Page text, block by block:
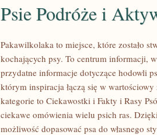
Psie Podróże i
Pakawilkolaka to miejsce, które zostało
kochających psy. To centrum informacji,
przydatne informacje dotyczące hodowli
którym inspiracja łączą się w wartościowy
kategorie to Ciekawostki i Fakty i Rasy
ciekawe omówienia wielu psich ras.
możliwość dopasować psa do własnego